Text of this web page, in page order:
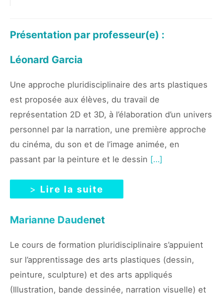
Présentation par professeur(e) :
Léonard Garcia
Une approche pluridisciplinaire des arts plastiques
est proposée aux élèves, du travail de
représentation 2D et 3D, à l’élaboration d’un univers
personnel par la narration, une première approche
du cinéma, du son et de l’image animée, en
passant par la peinture et le dessin […]
> Lire la suite
Marianne Daudenet
Le cours de formation pluridisciplinaire s’appuient
sur l’apprentissage des arts plastiques (dessin,
peinture, sculpture) et des arts appliqués
(Illustration, bande dessinée, narration visuelle) et